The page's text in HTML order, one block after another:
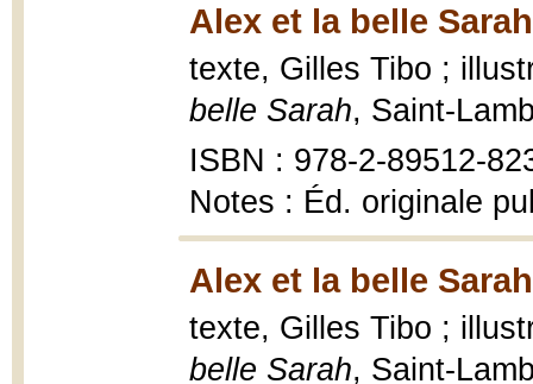
Alex et la belle
texte, Gilles Tibo ;
belle Sarah, Saint-
ISBN : 978-2-89512-
Notes : Éd. originale
Alex et la belle
texte, Gilles Tibo ;
belle Sarah, Saint-